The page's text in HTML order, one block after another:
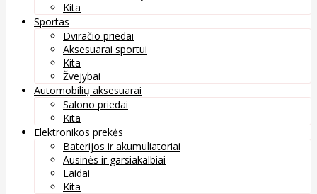
Kita
Sportas
Dviračio priedai
Aksesuarai sportui
Kita
Žvejybai
Automobilių aksesuarai
Salono priedai
Kita
Elektronikos prekės
Baterijos ir akumuliatoriai
Ausinės ir garsiakalbiai
Laidai
Kita